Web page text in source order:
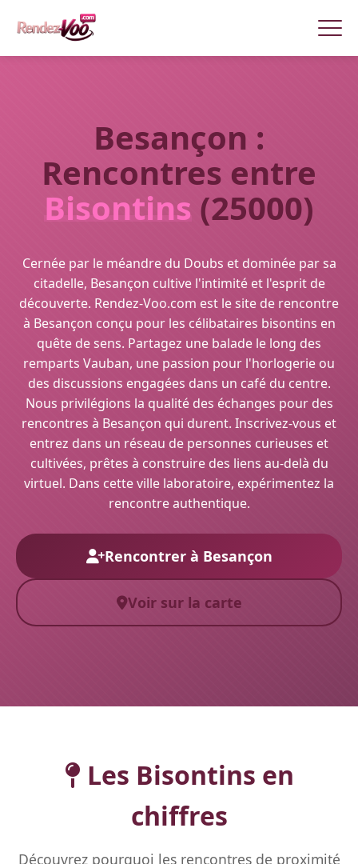
Besançon :
Rencontres entre
Bisontins (25000)
Cernée par le méandre du Doubs et dominée par sa
citadelle, Besançon cultive l'intimité et l'esprit de
découverte. Rendez-Voo.com est le site de rencontre
à Besançon conçu pour les célibataires bisontins en
quête de sens. Partagez une balade le long des
remparts Vauban, une passion pour l'horlogerie ou
des discussions engagées dans un café du centre.
Nous privilégions la qualité des échanges pour des
rencontres à Besançon qui durent. Inscrivez-vous et
entrez dans un réseau de personnes curieuses et
cultivées, prêtes à construire des liens au-delà du
virtuel. Dans cette ville laboratoire, expérimentez la
rencontre authentique.
Rencontrer à Besançon
Voir sur la carte
Les Bisontins en
chiffres
Découvrez pourquoi les rencontres de proximité